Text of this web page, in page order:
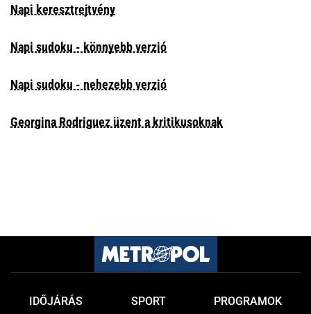
Napi keresztrejtvény
Napi sudoku - könnyebb verzió
Napi sudoku - nehezebb verzió
Georgina Rodriguez üzent a kritikusoknak
IDŐJÁRÁS SPORT PROGRAMOK